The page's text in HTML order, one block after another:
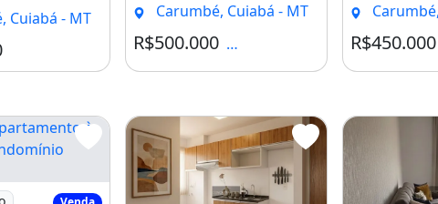
imóvel e valor atualizado.
momento.
Cuiabá - MT Carumbé, Cuiabá - MT
R$500.000 Condomínio R$490R$450.000
à Venda no Condomínio Torres